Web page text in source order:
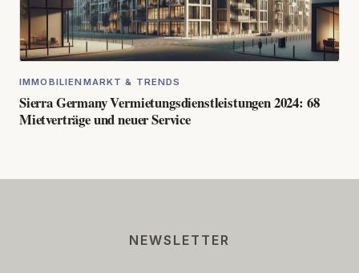
IMMOBILIENMARKT & TRENDS
Sierra Germany Vermietungsdienstleistungen 2024: 68
Mietverträge und neuer Service
NEWSLETTER